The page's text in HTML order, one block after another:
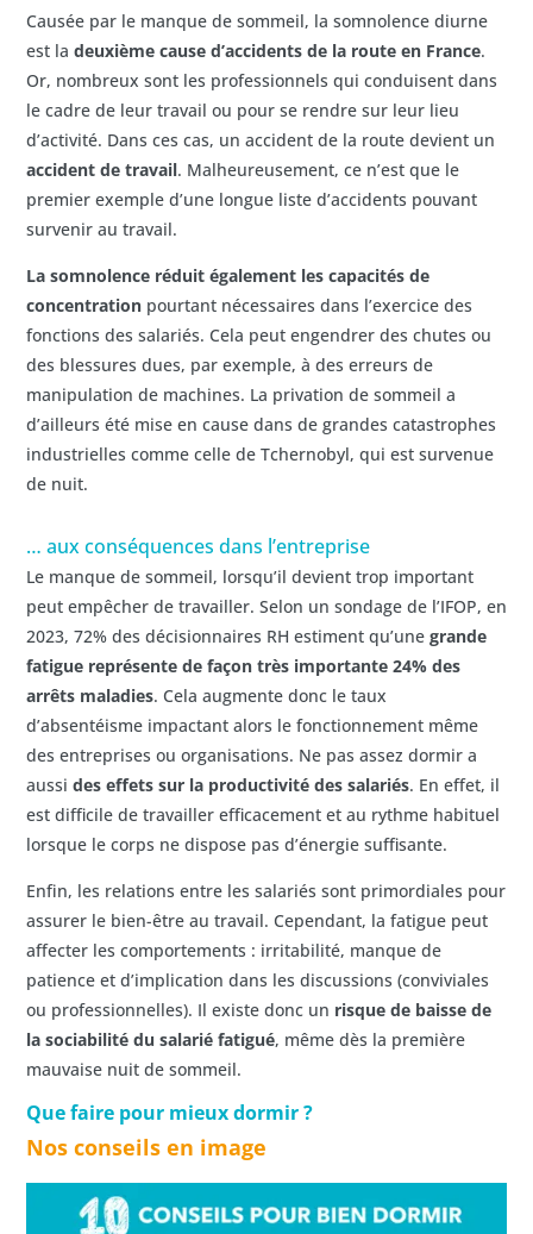
Causée par le manque de sommeil, la somnolence diurne
est la deuxième cause d’accidents de la route en France.
Or, nombreux sont les professionnels qui conduisent dans
le cadre de leur travail ou pour se rendre sur leur lieu
d’activité. Dans ces cas, un accident de la route devient un
accident de travail. Malheureusement, ce n’est que le
premier exemple d’une longue liste d’accidents pouvant
survenir au travail.
La somnolence réduit également les capacités de
concentration pourtant nécessaires dans l’exercice des
fonctions des salariés. Cela peut engendrer des chutes ou
des blessures dues, par exemple, à des erreurs de
manipulation de machines. La privation de sommeil a
d’ailleurs été mise en cause dans de grandes catastrophes
industrielles comme celle de Tchernobyl, qui est survenue
de nuit.
… aux conséquences dans l’entreprise
Le manque de sommeil, lorsqu’il devient trop important
peut empêcher de travailler. Selon un sondage de l’IFOP, en
2023, 72% des décisionnaires RH estiment qu’une grande
fatigue représente de façon très importante 24% des
arrêts maladies. Cela augmente donc le taux
d’absentéisme impactant alors le fonctionnement même
des entreprises ou organisations. Ne pas assez dormir a
aussi des effets sur la productivité des salariés. En effet, il
est difficile de travailler efficacement et au rythme habituel
lorsque le corps ne dispose pas d’énergie suffisante.
Enfin, les relations entre les salariés sont primordiales pour
assurer le bien-être au travail. Cependant, la fatigue peut
affecter les comportements : irritabilité, manque de
patience et d’implication dans les discussions (conviviales
ou professionnelles). Il existe donc un risque de baisse de
la sociabilité du salarié fatigué, même dès la première
mauvaise nuit de sommeil.
Que faire pour mieux dormir ?
Nos conseils en image